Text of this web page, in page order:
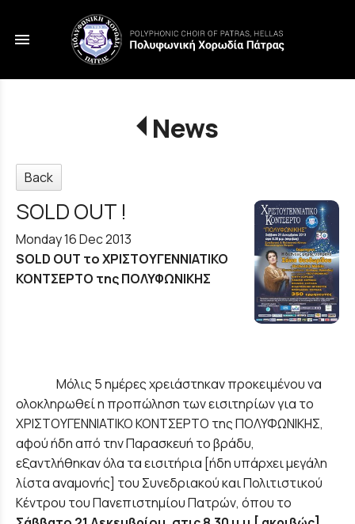
menu
News
Back
SOLD OUT !
Monday 16 Dec 2013
SOLD OUT το ΧΡΙΣΤΟΥΓΕΝΝΙΑΤΙΚΟ
ΚΟΝΤΣΕΡΤΟ της ΠΟΛΥΦΩΝΙΚΗΣ
Μόλις 5 ημέρες χρειάστηκαν προκειμένου να
ολοκληρωθεί η προπώληση των εισιτηρίων για το
ΧΡΙΣΤΟΥΓΕΝΝΙΑΤΙΚΟ ΚΟΝΤΣΕΡΤΟ της ΠΟΛΥΦΩΝΙΚΗΣ,
αφού ήδη από την Παρασκευή το βράδυ,
εξαντλήθηκαν όλα τα εισιτήρια [ήδη υπάρχει μεγάλη
λίστα αναμονής] του Συνεδριακού και Πολιτιστικού
Κέντρου του Πανεπιστημίου Πατρών, όπου το